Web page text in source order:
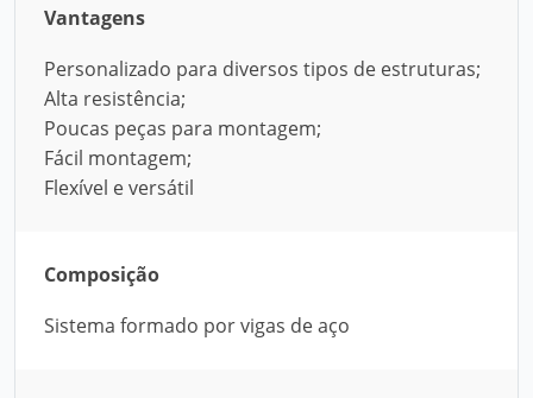
Vantagens
Personalizado para diversos tipos de estruturas;
Alta resistência;
Poucas peças para montagem;
Fácil montagem;
Flexível e versátil
Composição
Sistema formado por vigas de aço